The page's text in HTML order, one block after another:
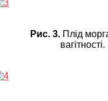
Рис. 3. Плід